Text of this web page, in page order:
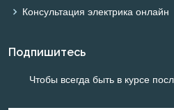
Консультация электрика онлайн
Подпишитесь
Чтобы всегда быть в курсе